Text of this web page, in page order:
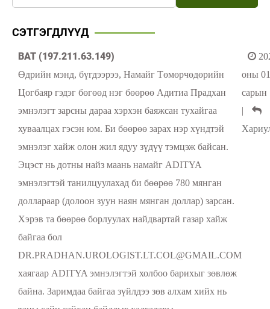
СЭТГЭГДЛҮҮД
BAT (197.211.63.149)
Өдрийн мэнд, бүгдээрээ, Намайг Төмөрчөдөрийн
Цогбаяр гэдэг бөгөөд нэг бөөрөө Адитиа Прадхан
эмнэлэгт зарсны дараа хэрхэн баяжсан тухайгаа
хуваалцах гэсэн юм. Би бөөрөө зарах нэр хүндтэй
эмнэлэг хайж олон жил ядуу зүдүү тэмцэж байсан.
Эцэст нь дотны найз маань намайг ADITYA
эмнэлэгтэй танилцуулахад би бөөрөө 780 мянган
доллараар (долоон зуун наян мянган доллар) зарсан.
Хэрэв та бөөрөө борлуулах найдвартай газар хайж
байгаа бол
DR.PRADHAN.UROLOGIST.LT.COL@GMAIL.COM
хаягаар ADITYA эмнэлэгтэй холбоо барихыг зөвлөж
байна. Заримдаа байгаа зүйлдээ зөв алхам хийх нь
оны 01
сарын
|